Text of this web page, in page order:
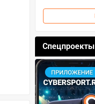
Спецпроекты